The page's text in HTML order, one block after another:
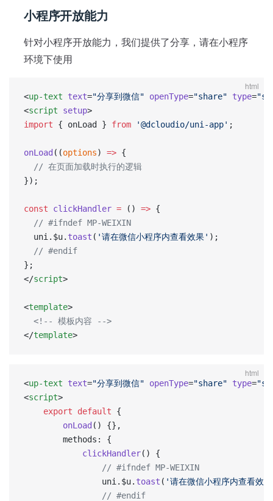
小程序开放能力
针对小程序开放能力，我们提供了分享，请在小程序
环境下使用
html
<up-text text="分享到微信" openType="share" type=
<script setup>
import { onLoad } from '@dcloudio/uni-app' ;
onLoad ((options) => {
  // 在页面加载时执行的逻辑
});
const clickHandler = () => {
  // #ifndef MP-WEIXIN
  uni.$u.
toast ( '请在微信小程序内查看效果' );
  // #endif
};
</script>
<template>
  <!-- 模板内容 -->
</template>
html
<up-text text="分享到微信" openType="share" type=
<script>
	export
default {
		onLoad
() {},
		methods: {
			clickHandler
() {
				// #ifndef MP-WEIXIN
				uni.$u.
toast ( '请在微信小程序内查看效
				// #endif